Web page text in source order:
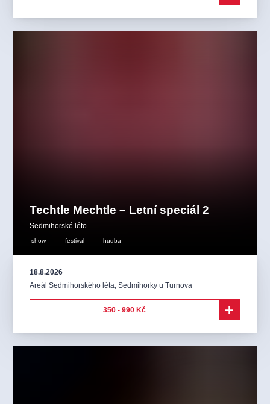
Techtle Mechtle – Letní speciál 2
Sedmihorské léto
show festival hudba
18.8.2026
Areál Sedmihorského léta, Sedmihorky u Turnova
350 - 990 Kč